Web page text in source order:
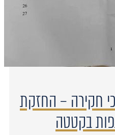
חקירה – החזקת
בקטטה